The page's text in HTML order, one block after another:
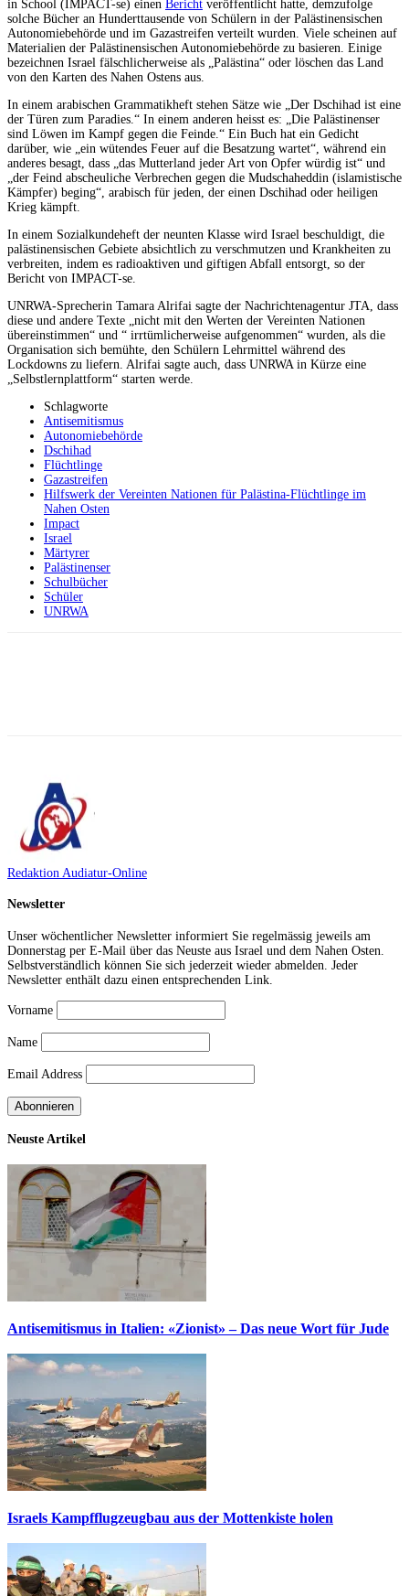
in School (IMPACT-se) einen Bericht veröffentlicht hatte, demzufolge
solche Bücher an Hunderttausende von Schülern in der Palästinensischen
Autonomiebehörde und im Gazastreifen verteilt wurden. Viele scheinen auf
Materialien der Palästinensischen Autonomiebehörde zu basieren. Einige
bezeichnen Israel fälschlicherweise als „Palästina“ oder löschen das Land
von den Karten des Nahen Ostens aus.
In einem arabischen Grammatikheft stehen Sätze wie „Der Dschihad ist eine
der Türen zum Paradies.“ In einem anderen heisst es: „Die Palästinenser
sind Löwen im Kampf gegen die Feinde.“ Ein Buch hat ein Gedicht
darüber, wie „ein wütendes Feuer auf die Besatzung wartet“, während ein
anderes besagt, dass „das Mutterland jeder Art von Opfer würdig ist“ und
„der Feind abscheuliche Verbrechen gegen die Mudschaheddin (islamistische
Kämpfer) beging“, arabisch für jeden, der einen Dschihad oder heiligen
Krieg kämpft.
In einem Sozialkundeheft der neunten Klasse wird Israel beschuldigt, die
palästinensischen Gebiete absichtlich zu verschmutzen und Krankheiten zu
verbreiten, indem es radioaktiven und giftigen Abfall entsorgt, so der
Bericht von IMPACT-se.
UNRWA-Sprecherin Tamara Alrifai sagte der Nachrichtenagentur JTA, dass
diese und andere Texte „nicht mit den Werten der Vereinten Nationen
übereinstimmen“ und “ irrtümlicherweise aufgenommen“ wurden, als die
Organisation sich bemühte, den Schülern Lehrmittel während des
Lockdowns zu liefern. Alrifai sagte auch, dass UNRWA in Kürze eine
„Selbstlernplattform“ starten werde.
Schlagworte
Antisemitismus
Autonomiebehörde
Dschihad
Flüchtlinge
Gazastreifen
Hilfswerk der Vereinten Nationen für Palästina-Flüchtlinge im
Nahen Osten
Impact
Israel
Märtyrer
Palästinenser
Schulbücher
Schüler
UNRWA
Redaktion Audiatur-Online
Newsletter
Unser wöchentlicher Newsletter informiert Sie regelmässig jeweils am
Donnerstag per E-Mail über das Neuste aus Israel und dem Nahen Osten.
Selbstverständlich können Sie sich jederzeit wieder abmelden. Jeder
Newsletter enthält dazu einen entsprechenden Link.
Vorname
Name
Email Address
Neuste Artikel
Antisemitismus in Italien: «Zionist» – Das neue Wort für Jude
Israels Kampfflugzeugbau aus der Mottenkiste holen